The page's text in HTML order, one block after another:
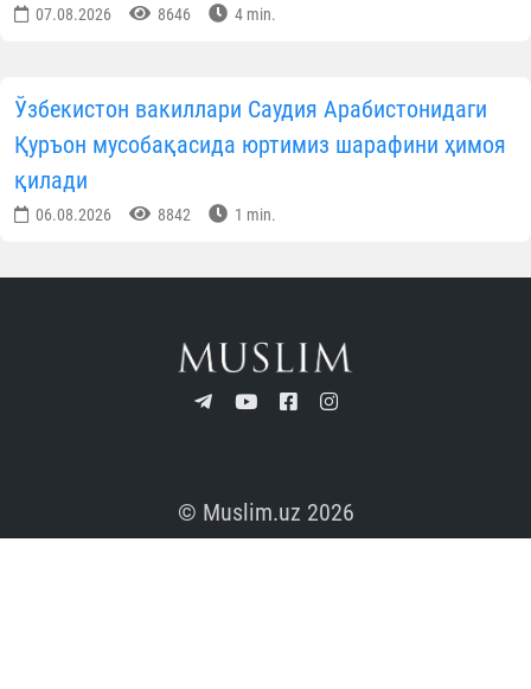
07.08.2026 8646 4 min.
Ўзбекистон вакиллари Саудия Арабистонидаги
Қуръон мусобақасида юртимиз шарафини ҳимоя
қилади
06.08.2026 8842 1 min.
© Muslim.uz 2026